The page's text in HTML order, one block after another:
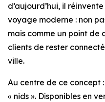
d’aujourd’hui, il
voyage moderne : non
mais comme un point
clients de rester
ville.
Au centre de ce concept
« nids ». Disponibles en